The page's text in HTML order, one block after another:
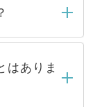
もしくは
連絡をせて
ちくださ
いる求人の
覧いただ
開求人は
開してい
はありま